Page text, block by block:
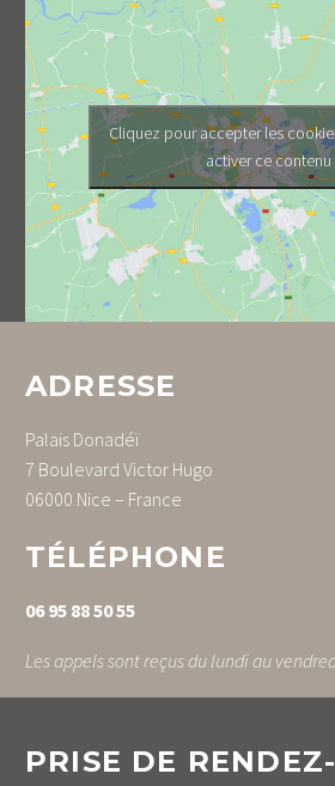
Cliquez pour accepter les
activer ce contenu
ADRESSE
Palais Donadéï
7 Boulevard Victor Hugo
06000 Nice – France
TÉLÉPHONE
06 95 88 50 55
Les appels sont reçus du lundi au
PRISE DE